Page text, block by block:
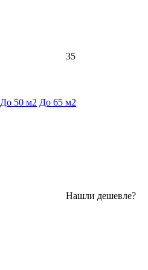
35
До 50 м2 До 65 м2
Нашли дешевле?